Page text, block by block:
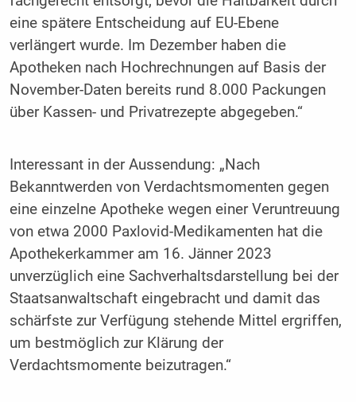
eine spätere Entscheidung auf EU-Ebene
verlängert wurde. Im Dezember haben die
Apotheken nach Hochrechnungen auf Basis der
November-Daten bereits rund 8.000 Packungen
über Kassen- und Privatrezepte abgegeben.“
Interessant in der Aussendung: „Nach
Bekanntwerden von Verdachtsmomenten gegen
eine einzelne Apotheke wegen einer Veruntreuung
von etwa 2000 Paxlovid-Medikamenten hat die
Apothekerkammer am 16. Jänner 2023
unverzüglich eine Sachverhaltsdarstellung bei der
Staatsanwaltschaft eingebracht und damit das
schärfste zur Verfügung stehende Mittel ergriffen,
um bestmöglich zur Klärung der
Verdachtsmomente beizutragen.“